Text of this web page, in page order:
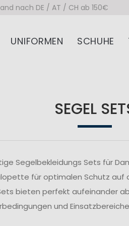
nach DE / AT / CH ab 150€
UNIFORMEN SCHUHE
SEGEL
Segelbekleidungs Sets für
für optimalen Schutz
bieten perfekt aufeinander
und